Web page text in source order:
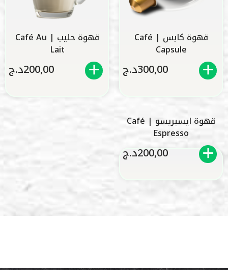
قهوة كابس | Café
Capsule
300,00د.ج
قهوة حليب | Café Au
Lait
200,00د.ج
قهوة ايسبريسو | Café
Espresso
200,00د.ج